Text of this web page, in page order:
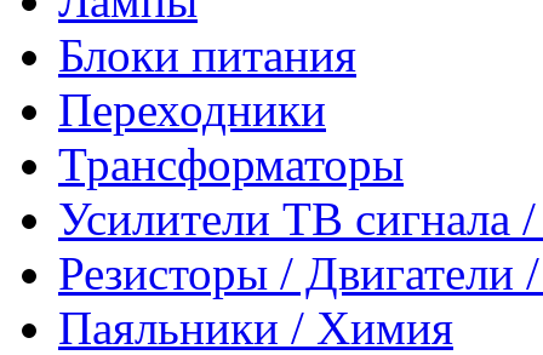
Блоки питания
Переходники
Трансформаторы
Усилители ТВ сигнала
Резисторы /
Паяльники / Химия